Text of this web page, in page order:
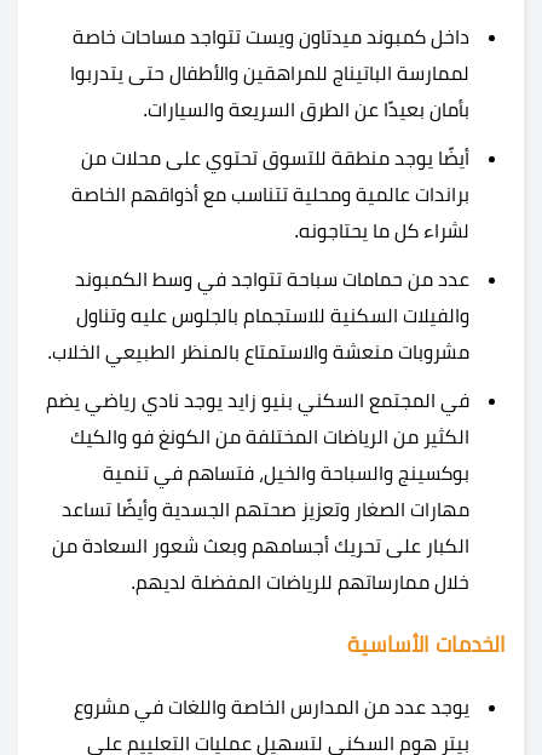
داخل كمبوند ميدتاون ويست تتواجد مساحات خاصة
لممارسة الباتيناج للمراهقين والأطفال حتى يتدربوا
بأمان بعيدًا عن الطرق السريعة والسيارات.
أيضًا يوجد منطقة للتسوق تحتوي على محلات من
براندات عالمية ومحلية تتناسب مع أذواقهم الخاصة
لشراء كل ما يحتاجونه.
عدد من حمامات سباحة تتواجد في وسط الكمبوند
والفيلات السكنية للاستجمام بالجلوس عليه وتناول
مشروبات منعشة والاستمتاع بالمنظر الطبيعي الخلاب.
في المجتمع السكني بنيو زايد يوجد نادي رياضي يضم
الكثير من الرياضات المختلفة من الكونغ فو والكيك
بوكسينج والسباحة والخيل، فتساهم في تنمية
مهارات الصغار وتعزيز صحتهم الجسدية وأيضًا تساعد
الكبار على تحريك أجسامهم وبعث شعور السعادة من
خلال ممارساتهم للرياضات المفضلة لديهم.
الخدمات الأساسية
يوجد عدد من المدارس الخاصة واللغات في مشروع
بيتر هوم السكني لتسهيل عمليات التعلييم على